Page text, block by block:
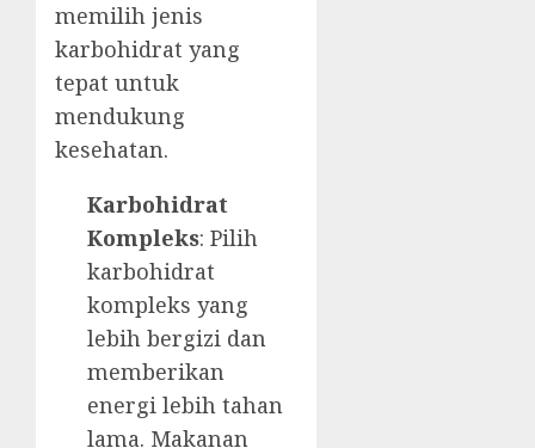
memilih jenis
karbohidrat yang
tepat untuk
mendukung
kesehatan.
Karbohidrat
Kompleks: Pilih
karbohidrat
kompleks yang
lebih bergizi dan
memberikan
energi lebih tahan
lama. Makanan